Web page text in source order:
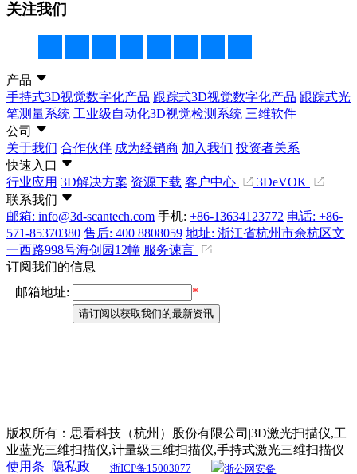
关注我们
产品
手持式3D视觉数字化产品 跟踪式3D视觉数字化产品 跟踪式光
笔测量系统 工业级自动化3D视觉检测系统 三维软件
公司
关于我们 合作伙伴 成为经销商 加入我们 投资者关系
快速入口
行业应用 3D解决方案 资源下载 客户中心
3DeVOK
联系我们
邮箱: info@3d-scantech.com 手机: +86-13634123772 电话: +86-
571-85370380 售后: 400 8808059 地址: 浙江省杭州市余杭区文
一西路998号海创园12幢 服务谏言
订阅我们的信息
版权所有：思看科技（杭州）股份有限公司|3D激光扫描仪,工
业蓝光三维扫描仪,计量级三维扫描仪,手持式激光三维扫描仪
使用条
隐私政
浙ICP备15003077
浙公网安备